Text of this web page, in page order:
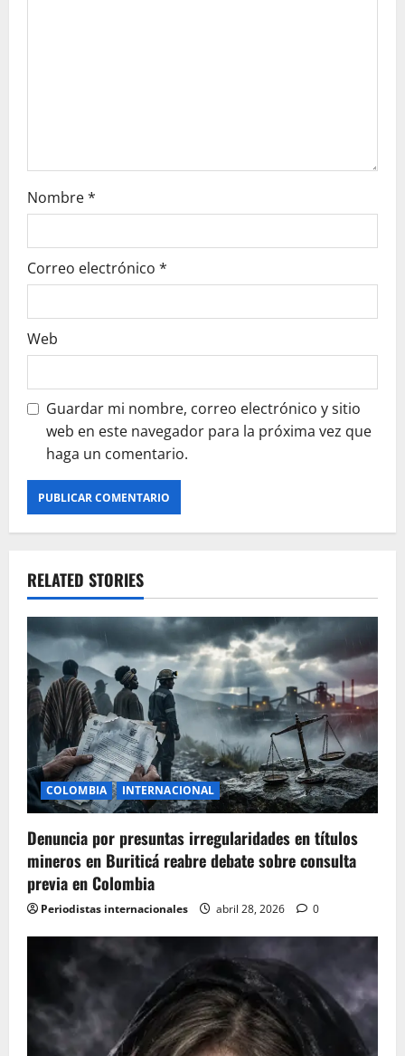
Nombre*
Correo electrónico *
Web
Guardar mi nombre, correo electrónico y sitio
web en este navegador para la próxima vez que
haga un comentario.
RELATED STORIES
COLOMBIA INTERNACIONAL
Denuncia por presuntas irregularidades en títulos
mineros en Buriticá reabre debate sobre consulta
previa en Colombia
Periodistas internacionales abril 28, 2026 0